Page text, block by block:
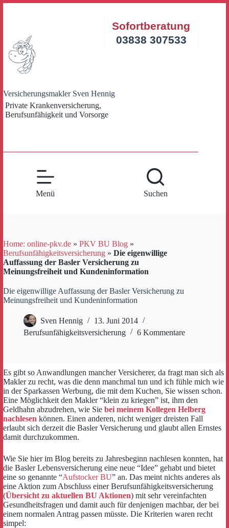
Versicherungsmakler Sven Hennig
Private Krankenversicherung,
Berufsunfähigkeit und Vorsorge
Sofortberatung
03838 307533
Menü Suchen
Home: online-pkv.de » PKV BU Blog »
Berufsunfähigkeitsversicherung » Die eigenwillige
Auffassung der Basler Versicherung zu
Meinungsfreiheit und Kundeninformation
Die eigenwillige Auffassung der Basler Versicherung zu
Meinungsfreiheit und Kundeninformation
Sven Hennig
13. Juni 2014
Berufsunfähigkeitsversicherung
6 Kommentare
Es gibt so Anwandlungen mancher Versicherer, da fragt man sich als
Makler zu recht, was die denn manchmal tun und ich fühle mich wie
in der Sparkassen Werbung, die mit dem Kuchen, Sie wissen schon.
Eine Möglichkeit den Makler “klein zu kriegen” ist, ihm den
Geldhahn abzudrehen, wie Sie bei meinem Kollegen Helberg
nachlesen können. Einen anderen, nicht weniger dreisten Fall
erlaubt sich derzeit die Basler Versicherung und glaubt allen Ernstes
damit durchzukommen.
Wie Sie hier im Blog bereits zu Jahresbeginn nachlesen konnten, hat
die Basler Lebensversicherung eine neue “Idee” gehabt und bietet
eine so genannte “Aufstocker BU” an. Das meint nichts anderes als
eine Aktion zum Abschluss einer Berufsunfähigkeitsversicherung
(Übersicht zu aktuellen BU Aktionen) mit sehr vereinfachten
Gesundheitsfragen und damit auch für denjenigen machbar, der bei
einem normalen Antrag passen müsste. Die Kriterien waren recht
simpel: